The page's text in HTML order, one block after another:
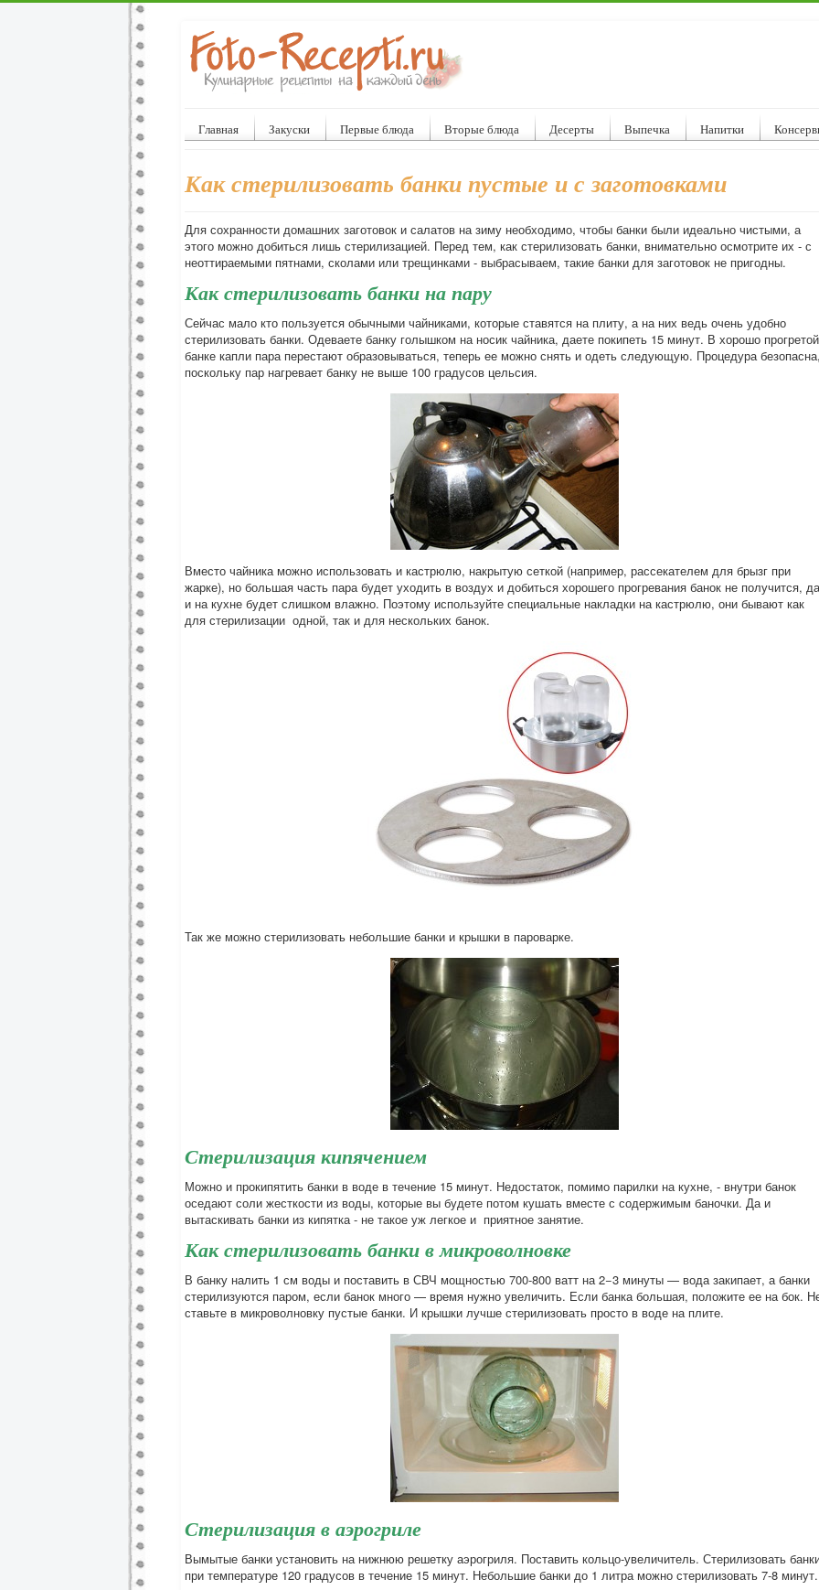
Главная Закуски Первые блюда Вторые блюда Десерты Выпечка Напитки
Как стерилизовать банки пустые и с заготовками
Для сохранности домашних заготовок и салатов на зиму необходимо, чтобы банки были идеально чистыми, а
этого можно добиться лишь стерилизацией. Перед тем, как стерилизовать банки, внимательно осмотрите их - с
неоттираемыми пятнами, сколами или трещинками - выбрасываем, такие банки для заготовок не пригодны.
Как стерилизовать банки на пару
Сейчас мало кто пользуется обычными чайниками, которые ставятся на плиту, а на них ведь очень удобно
стерилизовать банки. Одеваете банку голышком на носик чайника, даете покипеть 15 минут. В хорошо прогретой
банке капли пара перестают образовываться, теперь ее можно снять и одеть следующую. Процедура
поскольку пар нагревает банку не выше 100 градусов цельсия.
Вместо чайника можно использовать и кастрюлю, накрытую сеткой (например, рассекателем для брызг при
жарке), но большая часть пара будет уходить в воздух и добиться хорошего прогревания банок не получится, да
и на кухне будет слишком влажно. Поэтому используйте специальные накладки на кастрюлю, они бывают как
для стерилизации одной, так и для нескольких банок.
Так же можно стерилизовать небольшие банки и крышки в пароварке.
Стерилизация кипячением
Можно и прокипятить банки в воде в течение 15 минут. Недостаток, помимо парилки на кухне, - внутри банок
оседают соли жесткости из воды, которые вы будете потом кушать вместе с содержимым баночки. Да и
вытаскивать банки из кипятка - не такое уж легкое и приятное занятие.
Как стерилизовать банки в микроволновке
В банку налить 1 см воды и поставить в СВЧ мощностью 700-800 ватт на 2−3 минуты — вода закипает, а банки
стерилизуются паром, если банок много — время нужно увеличить. Если банка большая, положите ее на бок.
ставьте в микроволновку пустые банки. И крышки лучше стерилизовать просто в воде на плите.
Стерилизация в аэрогриле
Вымытые банки установить на нижнюю решетку аэрогриля. Поставить кольцо-увеличитель. Стерилизовать
при температуре 120 градусов в течение 15 минут. Небольшие банки до 1 литра можно стерилизовать 7-8 минут.